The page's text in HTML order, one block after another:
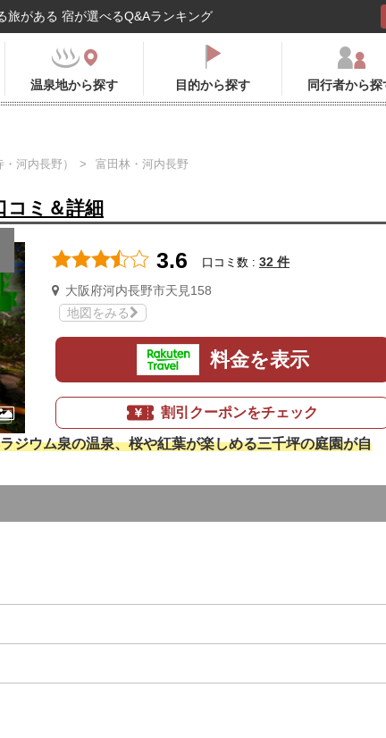
旅がある 宿が選べるQ&Aランキング
温泉地から探す 目的から探す 同行者から探
河内長野） 富田林・河内長野
ミ＆詳細
3.6 口コミ数 : 32 件
大阪府河内長野市天見158
地図をみる
料金を表示
割引クーポンをチェック
ジウム泉の温泉、桜や紅葉が楽しめる三千坪の庭園が自